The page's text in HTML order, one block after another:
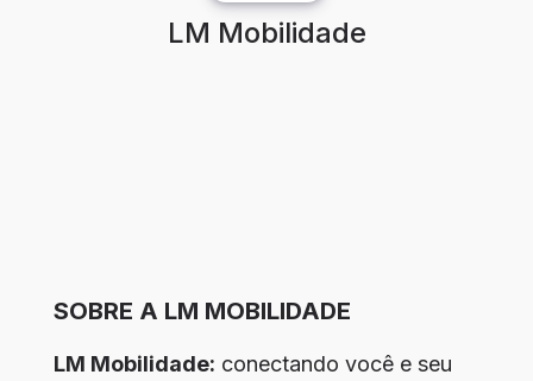
LM Mobilidade
SOBRE A LM MOBILIDADE
LM Mobilidade: conectando você e seu